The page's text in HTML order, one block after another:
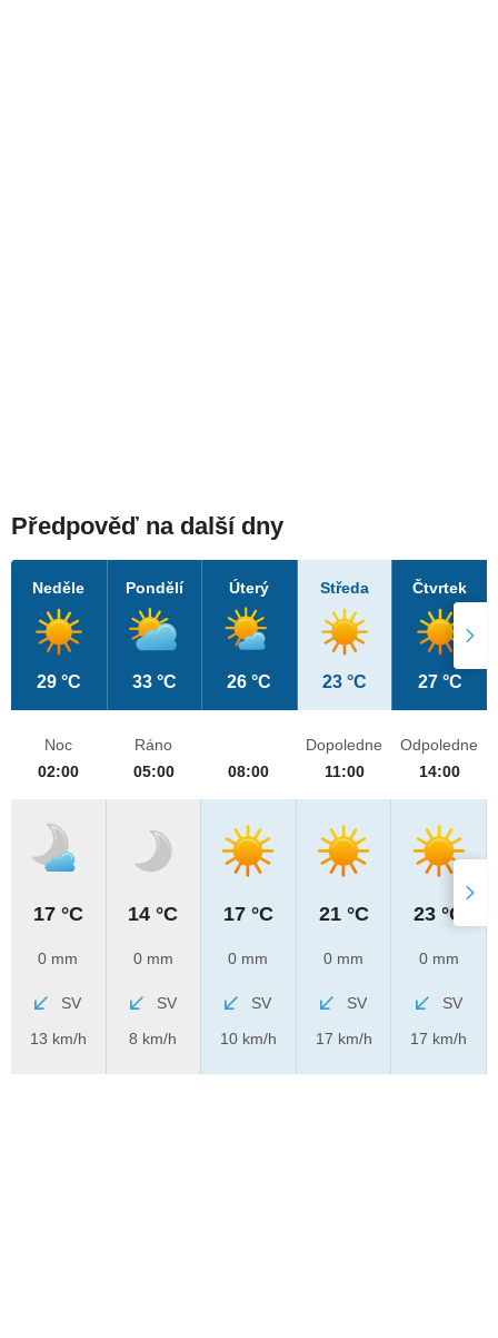
Předpověď na další dny
Neděle
29 °C
Pondělí
33 °C
Úterý
26 °C
Středa
23 °C
Čtvrtek
27 °C
Noc
02:00
17 °C
0 mm
SV
13 km/h
Ráno
05:00
14 °C
0 mm
SV
8 km/h
08:00
17 °C
0 mm
SV
10 km/h
Dopoledne
11:00
21 °C
0 mm
SV
17 km/h
Odpoledne
14:00
23 °C
0 mm
SV
17 km/h